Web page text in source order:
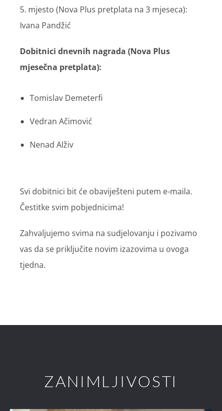
5. mjesto (Nova Plus pretplata na 3 mjeseca):
Ivana Pandžić
Dobitnici dnevnih nagrada (Nova Plus
mjesečna pretplata):
Tomislav Demeterfi
Vedran Ačimović
Nenad Alživ
Svi dobitnici bit će obaviješteni putem e-maila.
Čestitke svim pobjednicima!
Zahvaljujemo svima na sudjelovanju i pozivamo
vas da se priključite novim izazovima u ovoga
tjedna.
ZANIMLJIVOSTI